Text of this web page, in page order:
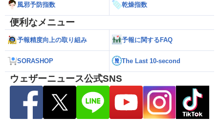
風邪予防指数 乾燥指数
便利なメニュー
予報精度向上の取り組み 予報に関するFAQ
SORASHOP The Last 10-second
ウェザーニュース公式SNS